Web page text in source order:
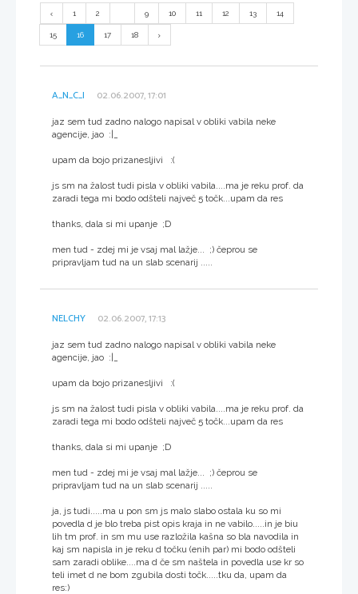
1 2 9 10 11 12 13 14
15 16 17 18
A_N_C_I 02.06.2007, 17:01
jaz sem tud zadno nalogo napisal v obliki vabila neke
agencije, jao :|_
upam da bojo prizanesljivi :(
js sm na žalost tudi pisla v obliki vabila....ma je reku prof. da
zaradi tega mi bodo odšteli največ 5 točk...upam da res
thanks, dala si mi upanje ;D
men tud - zdej mi je vsaj mal lažje... ;) čeprou se
pripravljam tud na un slab scenarij .....
NELCHY 02.06.2007, 17:13
jaz sem tud zadno nalogo napisal v obliki vabila neke
agencije, jao :|_
upam da bojo prizanesljivi :(
js sm na žalost tudi pisla v obliki vabila....ma je reku prof. da
zaradi tega mi bodo odšteli največ 5 točk...upam da res
thanks, dala si mi upanje ;D
men tud - zdej mi je vsaj mal lažje... ;) čeprou se
pripravljam tud na un slab scenarij .....
ja, js tudi.....ma u pon sm js malo slabo ostala ku so mi
povedla d je blo treba pist opis kraja in ne vabilo.....in je biu
lih tm prof. in sm mu use razložila kašna so bla navodila in
kaj sm napisla in je reku d točku (enih par) mi bodo odšteli
sam zaradi oblike....ma d če sm naštela in povedla use kr so
teli imet d ne bom zgubila dosti točk.....tku da, upam da
res:)